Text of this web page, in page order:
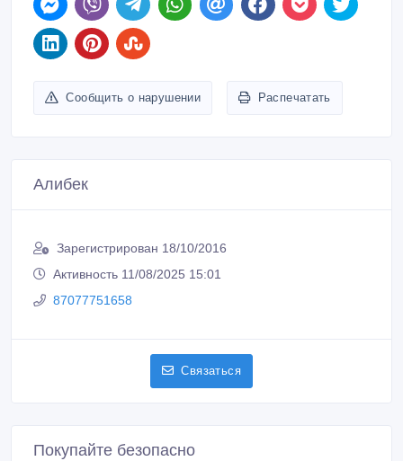
Сообщить о нарушении Распечатать
Алибек
Зарегистрирован 18/10/2016
Активность 11/08/2025 15:01
87077751658
Связаться
Покупайте безопасно